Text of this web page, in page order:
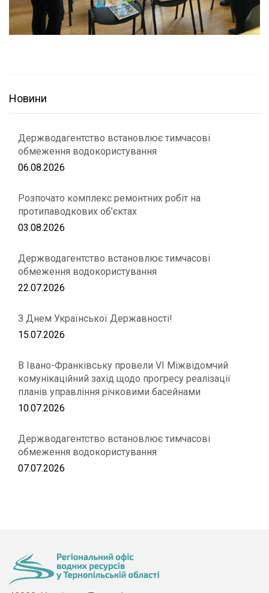
Новини
Держводагентство встановлює тимчасові
обмеження водокористування
06.08.2026
Розпочато комплекс ремонтних робіт на
протипаводкових об’єктах
03.08.2026
Держводагентство встановлює тимчасові
обмеження водокористування
22.07.2026
З Днем Української Державності!
15.07.2026
В Івано-Франківську провели VІ Міжвідомчий
комунікаційний захід щодо прогресу реалізації
планів управління річковими басейнами
10.07.2026
Держводагентство встановлює тимчасові
обмеження водокористування
07.07.2026